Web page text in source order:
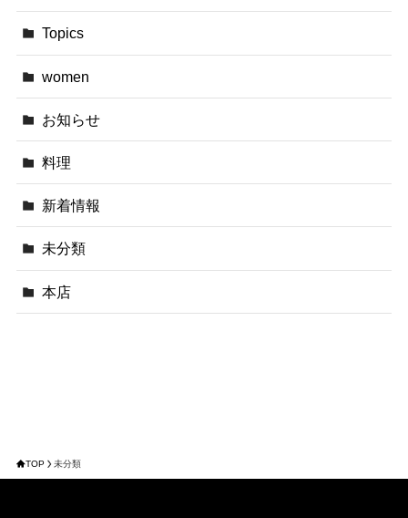
Topics
women
お知らせ
料理
新着情報
未分類
本店
TOP 未分類